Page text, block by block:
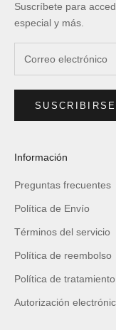
Suscríbete para
especial y más.
SUSCRIBIRSE
Información
Preguntas frecuentes
Política de Envío
Términos del servicio
Política de reembolso
Política de
Autorización